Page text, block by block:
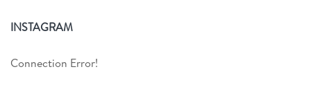
INSTAGRAM
Connection Error!